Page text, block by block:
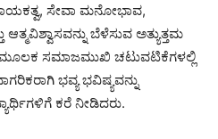
ಸೇವಾ ಮನೋಭಾವ,
ಬೆಳೆಸುವ ಅತ್ಯುತ್ತಮ
ಮೂಲಕ ಸಮಾಜಮುಖಿ ಚಟುವಟಿಕೆಗಳಲ್ಲಿ
ಭವ್ಯ ಭವಿಷ್ಯವನ್ನು
ಕರೆ ನೀಡಿದರು.